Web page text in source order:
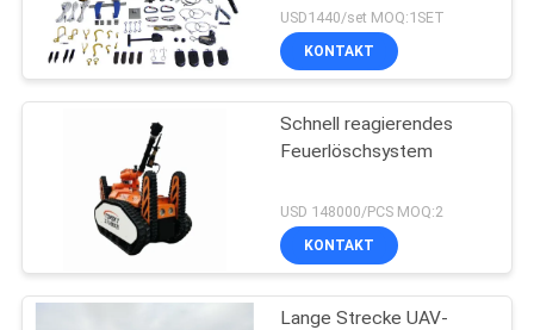
Ausrüstung für Griff-
Verdächtig-Sprengstoff
USD1440/set MOQ:1SET
KONTAKT
Schnell reagierendes
Feuerlöschsystem
USD 148000/PCS MOQ:2
KONTAKT
Lange Strecke UAV-